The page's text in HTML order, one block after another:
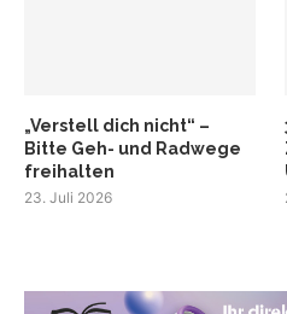
„Verstell dich nicht“ –
Bitte Geh- und Radwege
freihalten
23. Juli 2026